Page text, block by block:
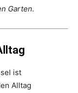
Garten.
ist
Alltag